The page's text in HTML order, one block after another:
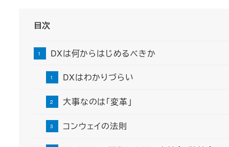
目次
DXは何からはじめるべきか
DXはわかりづらい
大事なのは「変革」
コンウェイの法則